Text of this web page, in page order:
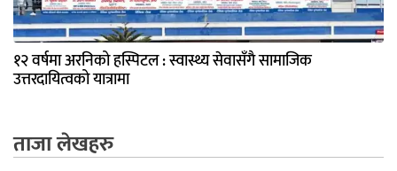
१२ वर्षमा अरनिको हस्पिटल : स्वास्थ्य सेवासँगै सामाजिक
उत्तरदायित्वको यात्रामा
ताजा लेखहरु